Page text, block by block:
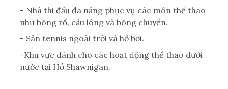
- Nhà thi đấu đa năng phục vụ các môn thể thao
như bóng rổ, cầu lông và bóng chuyền.
- Sân tennis ngoài trời và hồ bơi.
-Khu vực dành cho các hoạt động thể thao dưới
nước tại Hồ Shawnigan.